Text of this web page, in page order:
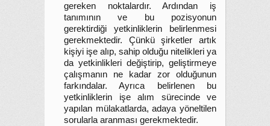
gereken noktalardır. Ardından iş
tanımının ve bu pozisyonun
gerektirdiği yetkinliklerin belirlenmesi
gerekmektedir. Çünkü şirketler artık
kişiyi işe alıp, sahip olduğu nitelikleri ya
da yetkinlikleri değiştirip, geliştirmeye
çalışmanın ne kadar zor olduğunun
farkındalar. Ayrıca belirlenen bu
yetkinliklerin işe alım sürecinde ve
yapılan mülakatlarda, adaya yöneltilen
sorularla aranması gerekmektedir.